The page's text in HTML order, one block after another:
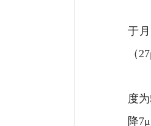
于
（
度
降